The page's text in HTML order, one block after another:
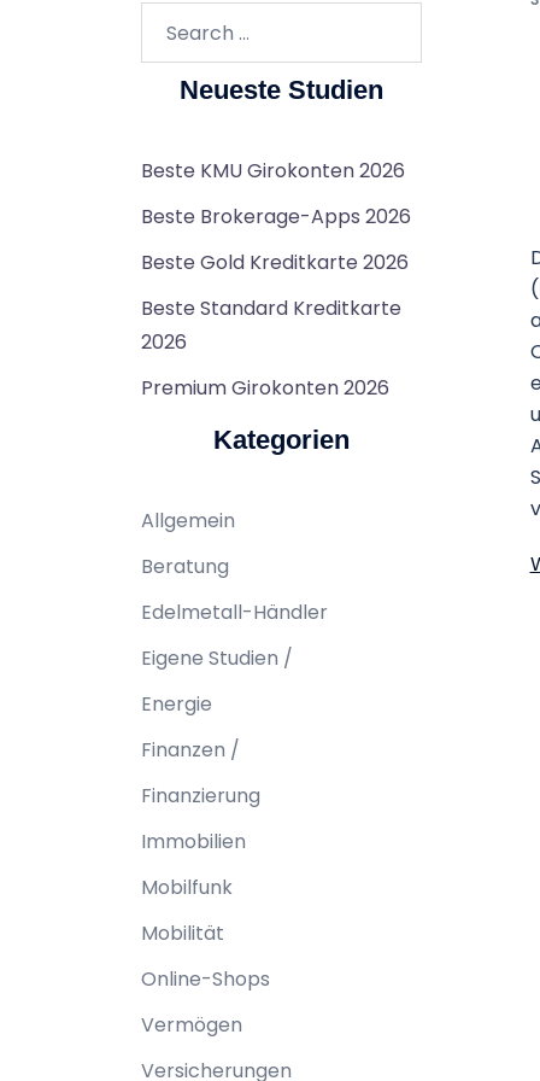
Neueste Studien
Beste KMU Girokonten 2026
Beste Brokerage-Apps 2026
Beste Gold Kreditkarte 2026
Beste Standard Kreditkarte
2026
Premium Girokonten 2026
Kategorien
Allgemein
Beratung
Edelmetall-Händler
Eigene Studien /
Energie
Finanzen /
Finanzierung
Immobilien
Mobilfunk
Mobilität
Online-Shops
Vermögen
Versicherungen